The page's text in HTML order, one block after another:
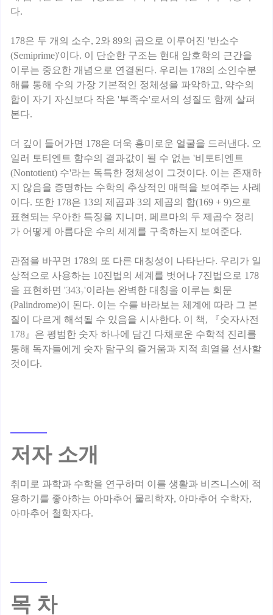
다.
178은 두 개의 소수, 2와 89의 곱으로 이루어진 '반소수
(Semiprime)'이다. 이 단순한 구조는 현대 암호학의 근간을
이루는 중요한 개념으로 연결된다. 우리는 178의 소인수분
해를 통해 수의 가장 기본적인 정체성을 파악하고, 약수의
합이 자기 자신보다 작은 '부족수'로서의 성질도 함께 살펴
본다.
더 깊이 들어가면 178은 더욱 흥미로운 얼굴을 드러낸다. 오
일러 토티엔트 함수의 결과값이 될 수 없는 '비토티엔트
(Nontotient) 수'라는 독특한 정체성이 그것이다. 이는 존재하
지 않음을 증명하는 수학의 추상적인 매력을 보여주는 사례
이다. 또한 178은 13의 제곱과 3의 제곱의 합(169 + 9)으로
표현되는 우아한 특징을 지니며, 페르마의 두 제곱수 정리
가 어떻게 아름다운 수의 세계를 구축하는지 보여준다.
관점을 바꾸면 178의 또 다른 대칭성이 나타난다. 우리가 일
상적으로 사용하는 10진법의 세계를 벗어나 7진법으로 178
을 표현하면 '343₇'이라는 완벽한 대칭을 이루는 회문
(Palindrome)이 된다. 이는 수를 바라보는 체계에 따라 그 본
질이 다르게 해석될 수 있음을 시사한다. 이 책, 『숫자사전
178』은 평범한 숫자 하나에 담긴 다채로운 수학적 진리를
통해 독자들에게 숫자 탐구의 즐거움과 지적 희열을 선사할
저자 소개
취미로 과학과 수학을 연구하며 이를 생활과 비즈니스에 적
용하기를 좋아하는 아마추어 물리학자, 아마추어 수학자,
목 차